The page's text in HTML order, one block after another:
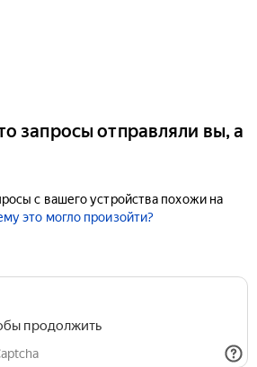
запросы отправляли вы, а
с вашего устройства похожи на
это могло произойти?
продолжить